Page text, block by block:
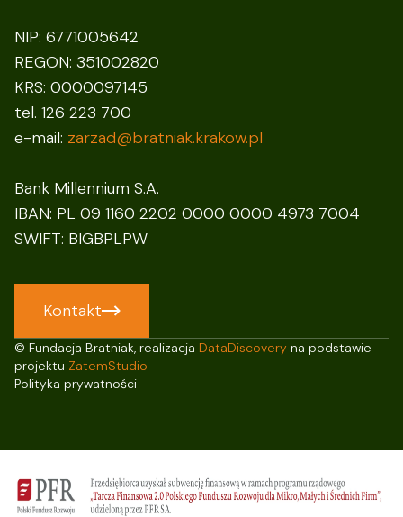
NIP: 6771005642
REGON: 351002820
KRS: 0000097145
tel. 126 223 700
e-mail: zarzad@bratniak.krakow.pl
Bank Millennium S.A.
IBAN: PL 09 1160 2202 0000 0000 4973 7004
SWIFT: BIGBPLPW
Kontakt
© Fundacja Bratniak, realizacja DataDiscovery na podstawie
projektu ZatemStudio
Polityka prywatności